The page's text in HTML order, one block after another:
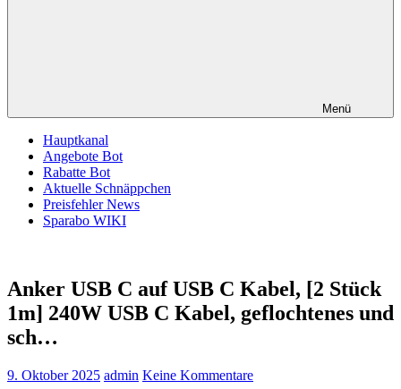
Menü
Hauptkanal
Angebote Bot
Rabatte Bot
Aktuelle Schnäppchen
Preisfehler News
Sparabo WIKI
Anker USB C auf USB C Kabel, [2 Stück
1m] 240W USB C Kabel, geflochtenes und
sch…
9. Oktober 2025 admin Keine Kommentare